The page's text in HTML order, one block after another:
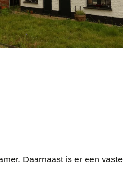
Daarnaast is er een